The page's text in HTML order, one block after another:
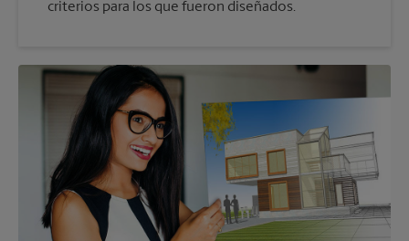
criterios para los que fueron diseñados.